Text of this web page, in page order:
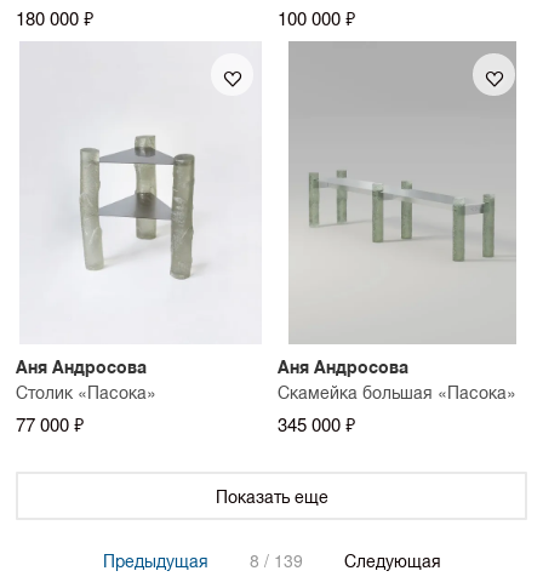
180 000 ₽ 100 000 ₽
Аня Андросова
Столик «Пасока»
77 000 ₽
Аня Андросова
Скамейка большая «Пасока»
345 000 ₽
Показать еще
Предыдущая 8 / 139 Следующая